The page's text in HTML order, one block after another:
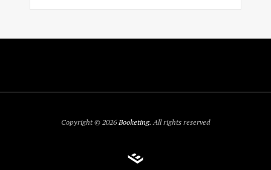
Copyright © 2026Booketing. All rights reserved